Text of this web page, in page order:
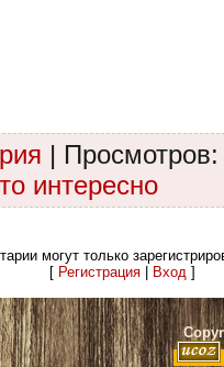
| Просмотров:
интересно
могут только
[ Регистрация| Вход ]